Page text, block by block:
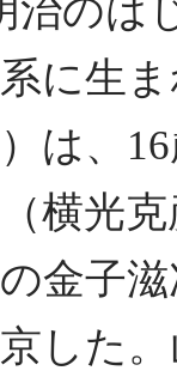
治のは
に生
は、
横光
金子
した